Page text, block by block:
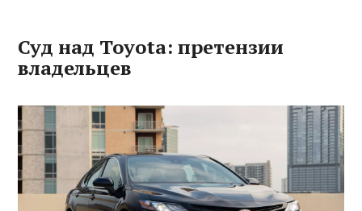
Суд над Toyota: претензии
владельцев